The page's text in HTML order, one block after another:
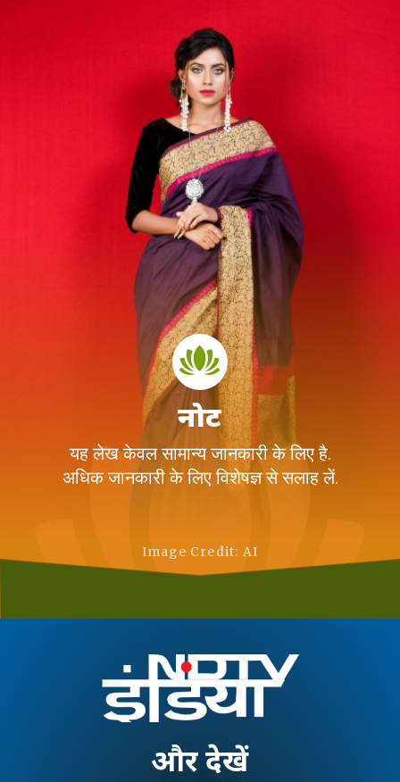
नोट
यह लेख केवल सामान्य जानकारी के लिए है.
अधिक जानकारी के लिए विशेषज्ञ से सलाह लें.
Image Credit: AI
औरदेखें